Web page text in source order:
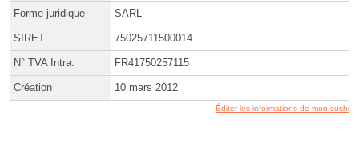
Forme juridique SARL
SIRET 75025711500014
N° TVA Intra. FR41750257115
Création 10 mars 2012
Éditer les informations de mon sushi